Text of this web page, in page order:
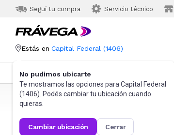
Seguí tu compra Servicio técnico
Estás en Capital Federal (1406)
No pudimos ubicarte
Te mostramos las opciones para Capital Federal
(1406). Podés cambiar tu ubicación cuando
quieras.
cambiar ubicación cerrar
Categorías Más Vendidos
Frávega Juguetes y Juegos Peluches y Muñecos